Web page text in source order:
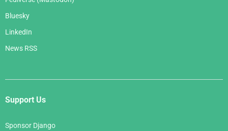
Bluesky
LinkedIn
News RSS
Support Us
Sponsor Django